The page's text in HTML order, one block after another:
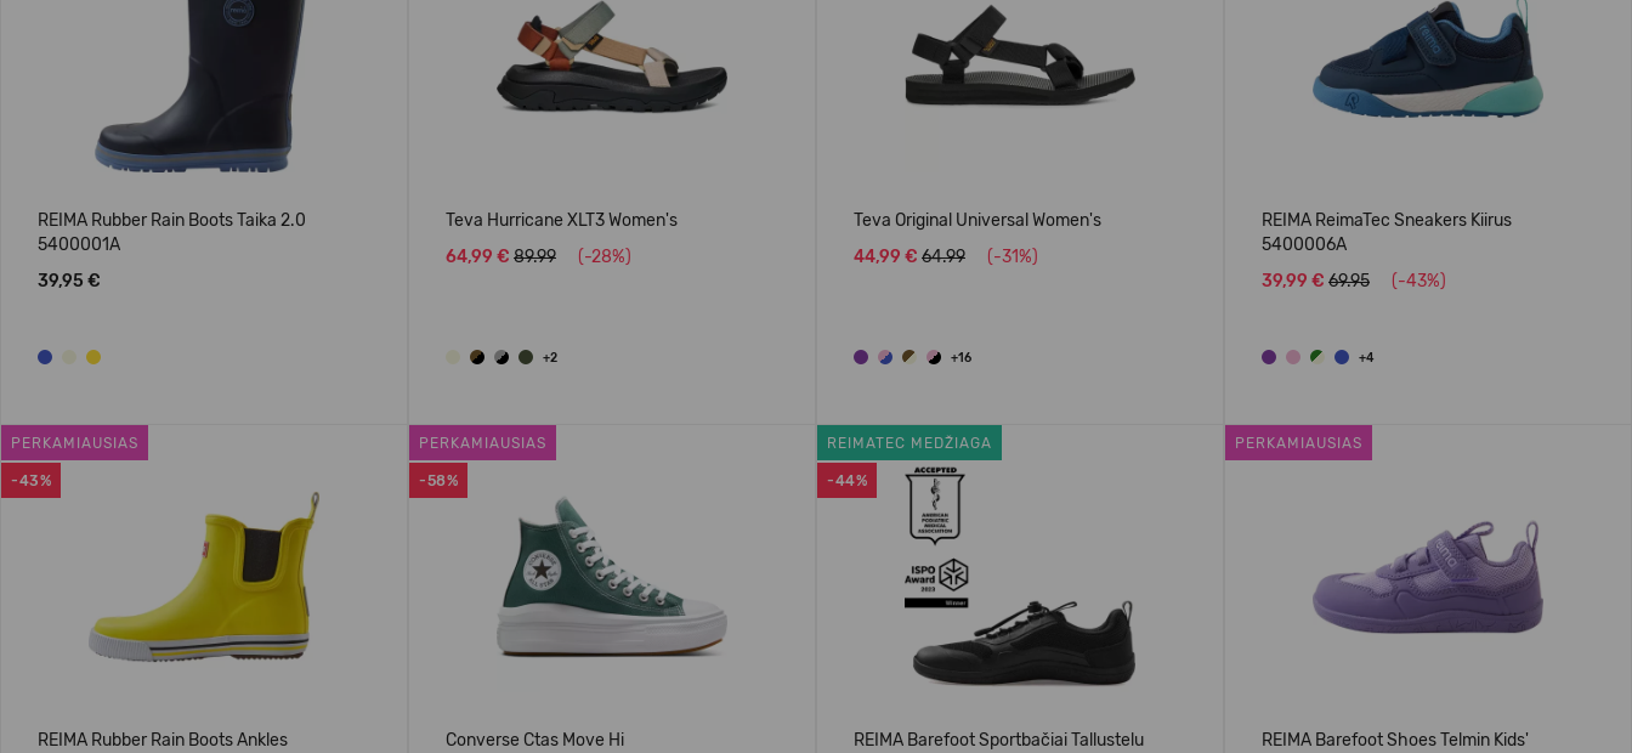
REIMA Rubber Rain Boots Taika 2.0
5400001A
39,95 €
Teva Hurricane XLT3 Women's
64,99 € 89.99 (-28%)
+2
Teva Original Universal Women's
44,99 € 64.99 (-31%)
+16
REIMA ReimaTec Sneakers Kiirus
5400006A
39,99 € 69.95 (-43%)
+4
-43%
PERKAMIAUSIAS
REIMA Rubber Rain Boots Ankles
-58%
PERKAMIAUSIAS
Converse Ctas Move Hi
-44%
REIMATEC MEDŽIAGA
REIMA Barefoot Sportbačiai Tallustelu
PERKAMIAUSIAS
REIMA Barefoot Shoes Telmin Kids'